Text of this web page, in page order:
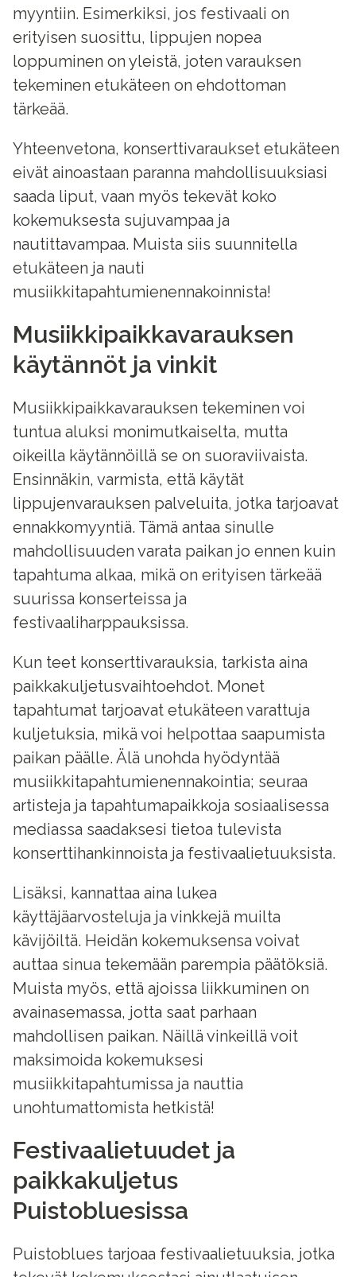
myyntiin. Esimerkiksi, jos festivaali on
erityisen suosittu, lippujen nopea
loppuminen on yleistä, joten varauksen
tekeminen etukäteen on ehdottoman
tärkeää.
Yhteenvetona, konserttivaraukset etukäteen
eivät ainoastaan paranna mahdollisuuksiasi
saada liput, vaan myös tekevät koko
kokemuksesta sujuvampaa ja
nautittavampaa. Muista siis suunnitella
etukäteen ja nauti
musiikkitapahtumienennakoinnista!
Musiikkipaikkavarauksen
käytännöt ja vinkit
Musiikkipaikkavarauksen tekeminen voi
tuntua aluksi monimutkaiselta, mutta
oikeilla käytännöillä se on suoraviivaista.
Ensinnäkin, varmista, että käytät
lippujenvarauksen palveluita, jotka tarjoavat
ennakkomyyntiä. Tämä antaa sinulle
mahdollisuuden varata paikan jo ennen kuin
tapahtuma alkaa, mikä on erityisen tärkeää
suurissa konserteissa ja
festivaaliharppauksissa.
Kun teet konserttivarauksia, tarkista aina
paikkakuljetusvaihtoehdot. Monet
tapahtumat tarjoavat etukäteen varattuja
kuljetuksia, mikä voi helpottaa saapumista
paikan päälle. Älä unohda hyödyntää
musiikkitapahtumienennakointia; seuraa
artisteja ja tapahtumapaikkoja sosiaalisessa
mediassa saadaksesi tietoa tulevista
konserttihankinnoista ja festivaalietuuksista.
Lisäksi, kannattaa aina lukea
käyttäjäarvosteluja ja vinkkejä muilta
kävijöiltä. Heidän kokemuksensa voivat
auttaa sinua tekemään parempia päätöksiä.
Muista myös, että ajoissa liikkuminen on
avainasemassa, jotta saat parhaan
mahdollisen paikan. Näillä vinkeillä voit
maksimoida kokemuksesi
musiikkitapahtumissa ja nauttia
unohtumattomista hetkistä!
Festivaalietuudet ja
paikkakuljetus
Puistobluesissa
Puistoblues tarjoaa festivaalietuuksia, jotka